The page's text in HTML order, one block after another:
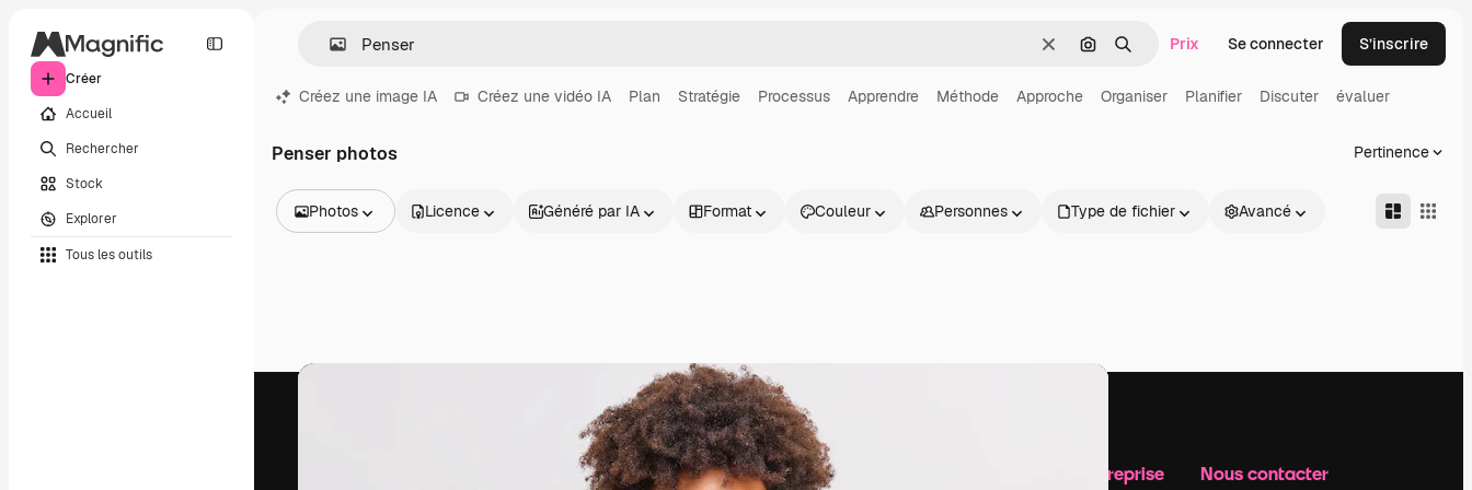
Créer
Accueil
Rechercher
Stock
Explorer
Tous les outils
EffacerRechercher par image
Rechercher
Prix Se connecter S’inscrire
Créez une image IA Créez une vidéo IA Plan Stratégie Processus Apprendre Méthode Approche Organiser Planifier Discuter évaluer
Penser photos Pertinence
Photos
Vidéos
Licence Généré par IA Format Couleur Personnes Type de fichier Avancé
Produits Notre entreprise Nous contacter